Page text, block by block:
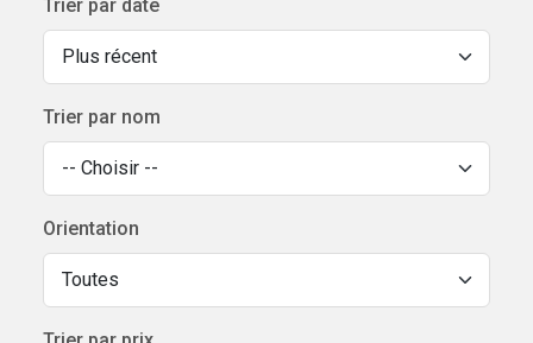
Trier par date
Trier par nom
Orientation